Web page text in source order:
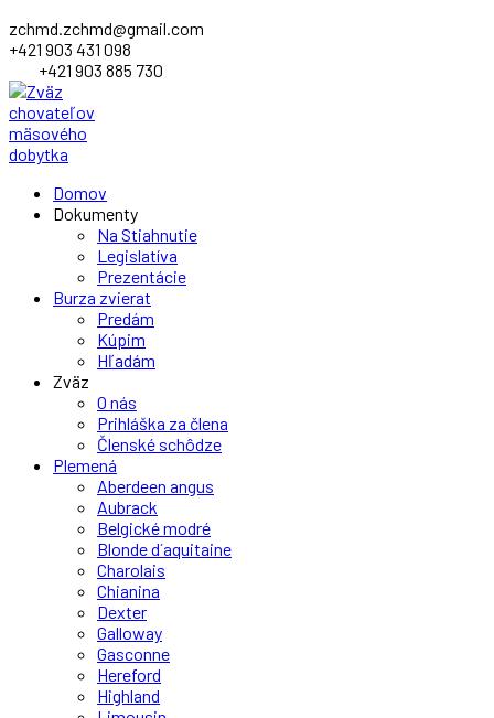
zchmd.zchmd@gmail.com
+421 903 431 098
+421 903 885 730
ProfileDomov
Dokumenty
Na Stiahnutie
Legislatíva
Prezentácie
Burza zvierat
Predám
Kúpim
Hľadám
Zväz
O nás
Prihláška za člena
Členské schôdze
Plemená
Aberdeen angus
Aubrack
Belgické modré
Blonde d´aquitaine
Charolais
Chianina
Dexter
Galloway
Gasconne
Hereford
Highland